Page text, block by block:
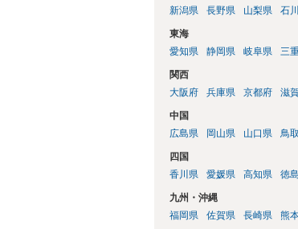
新潟県
長野県 山梨県 石
東海
愛知県
静岡県 岐阜県 三
関西
大阪府
兵庫県 京都府 滋
中国
広島県
岡山県 山口県 鳥
四国
香川県
愛媛県 高知県 徳
九州・沖縄
福岡県
佐賀県 長崎県 熊